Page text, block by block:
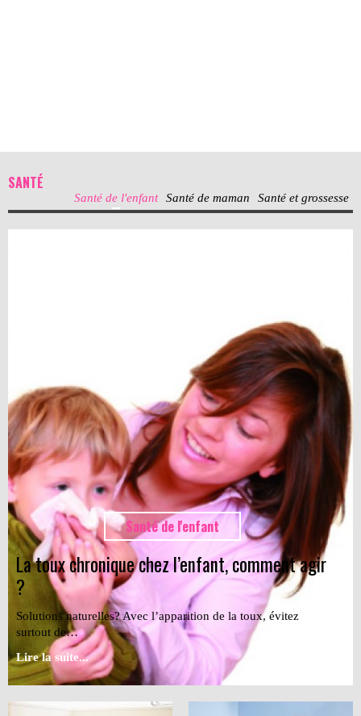
SANTÉ
Santé de l'enfant Santé de maman Santé et grossesse
Santé de l'enfant
La toux chronique chez l’enfant, comment agir
?
Solutions naturelles? Avec l’apparition de la toux, évitez
surtout de…
Lire la suite...